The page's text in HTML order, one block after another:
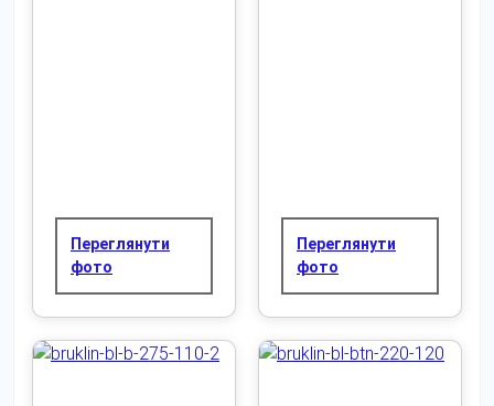
Переглянути
фото
Переглянути
фото